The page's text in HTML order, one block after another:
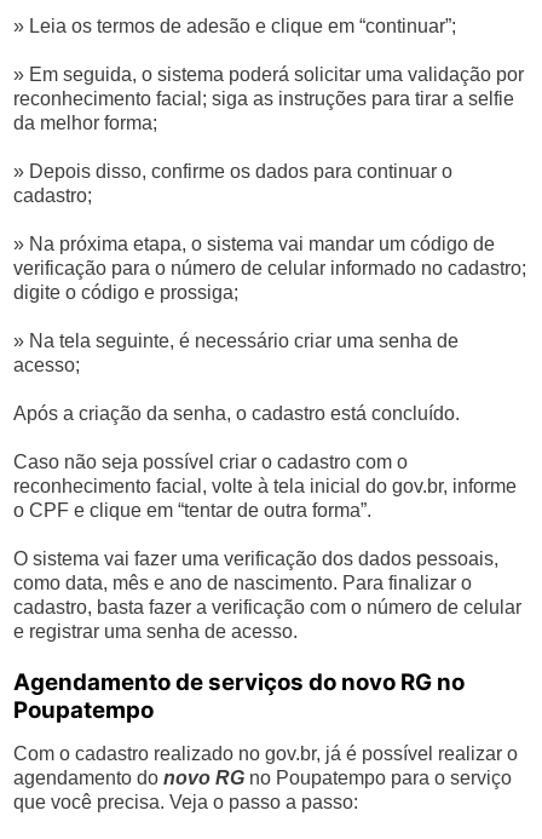
» Leia os termos de adesão e clique em “continuar”;
» Em seguida, o sistema poderá solicitar uma validação por
reconhecimento facial; siga as instruções para tirar a selfie
da melhor forma;
» Depois disso, confirme os dados para continuar o
cadastro;
» Na próxima etapa, o sistema vai mandar um código de
verificação para o número de celular informado no cadastro;
digite o código e prossiga;
» Na tela seguinte, é necessário criar uma senha de
acesso;
Após a criação da senha, o cadastro está concluído.
Caso não seja possível criar o cadastro com o
reconhecimento facial, volte à tela inicial do gov.br, informe
o CPF e clique em “tentar de outra forma”.
O sistema vai fazer uma verificação dos dados pessoais,
como data, mês e ano de nascimento. Para finalizar o
cadastro, basta fazer a verificação com o número de celular
e registrar uma senha de acesso.
Agendamento de serviços do novo RG no
Poupatempo
Com o cadastro realizado no gov.br, já é possível realizar o
agendamento donovo RG no Poupatempo para o serviço
que você precisa. Veja o passo a passo: